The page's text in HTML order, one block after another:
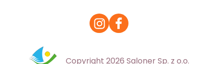
Copyright 2026 Saloner Sp. z o.o.